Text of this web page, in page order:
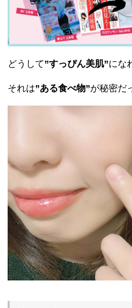
どうして”すっぴん美肌”にな
それは”ある食べ物”が秘密だ